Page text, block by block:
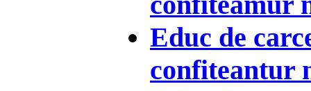
Educ de
confiteantur